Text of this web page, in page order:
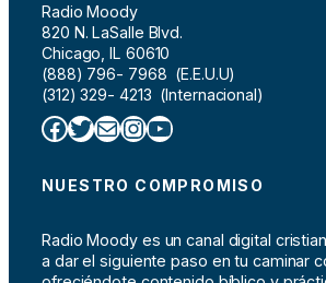
Radio Moody
820 N. LaSalle Blvd.
Chicago, IL 60610
(888) 796- 7968 (E.E.U.U)
(312) 329- 4213 (Internacional)
Facebook Twitter Correo electrónico InstagramYouTube
NUESTRO COMPROMISO
Radio Moody es un canal digital
a dar el siguiente paso en tu caminar